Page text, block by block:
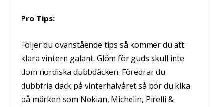
Pro Tips:
Följer du ovanstående tips så kommer du att
klara vintern galant. Glöm för guds skull inte
dom nordiska dubbdäcken. Föredrar du
dubbfria däck på vinterhalvåret så bör du kika
på märken som Nokian, Michelin, Pirelli &